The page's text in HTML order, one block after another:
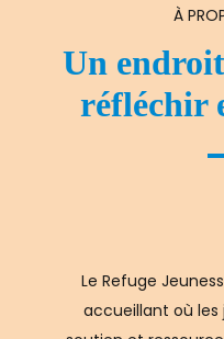
À
Un
réfléchir
Le Refuge
accueillant où